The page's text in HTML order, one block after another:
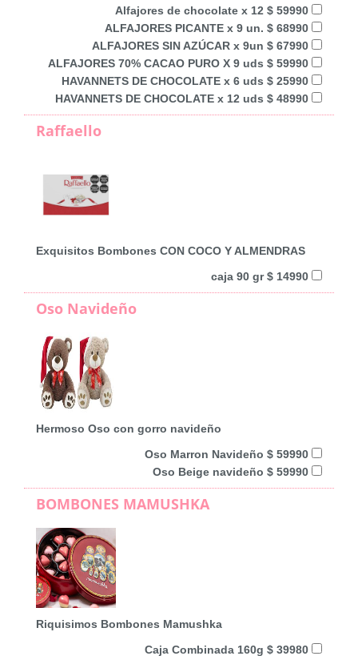
Alfajores de chocolate x 12 $ 59990
ALFAJORES PICANTE x 9 un. $ 68990
ALFAJORES SIN AZÚCAR x 9un $ 67990
ALFAJORES 70% CACAO PURO X 9 uds $ 59990
HAVANNETS DE CHOCOLATE x 6 uds $ 25990
HAVANNETS DE CHOCOLATE x 12 uds $ 48990
Raffaello
Exquisitos Bombones CON COCO Y ALMENDRAS
caja 90 gr $ 14990
Oso Navideño
Hermoso Oso con gorro navideño
Oso Marron Navideño $ 59990
Oso Beige navideño $ 59990
BOMBONES MAMUSHKA
Riquisimos Bombones Mamushka
Caja Combinada 160g $ 39980